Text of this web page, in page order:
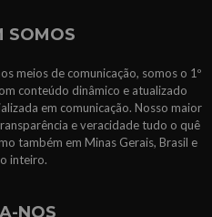
SOMOS
meios de comunicação, somos o 1º
conteúdo dinâmico e atualizado
em comunicação. Nosso maior
e veracidade tudo o quê
também em Minas Gerais, Brasil e
inteiro.
NOS